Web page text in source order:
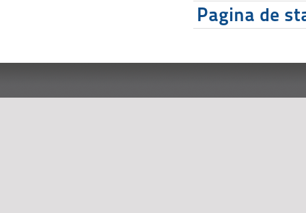
Pagina de